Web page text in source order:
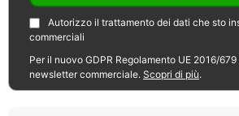
Autorizzo il trattamento dei dati che sto
commerciali
Per il nuovo GDPR Regolamento UE 2016/
newsletter commerciale. Scopri di più.